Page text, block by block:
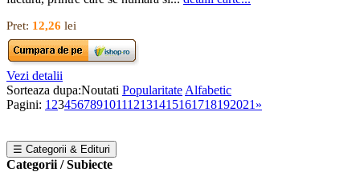
Pret: 12,26 lei
Vezi detalii
Sorteaza dupa:Noutati Popularitate Alfabetic
Pagini: 1 23456789101112131415161718192021 »
☰ Categorii & Edituri
Categorii / Subiecte